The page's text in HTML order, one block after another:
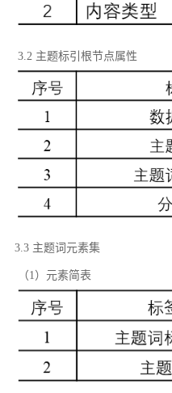
3.2 主题标引根节点属性
3.3 主题词元素集
（1）元素简表